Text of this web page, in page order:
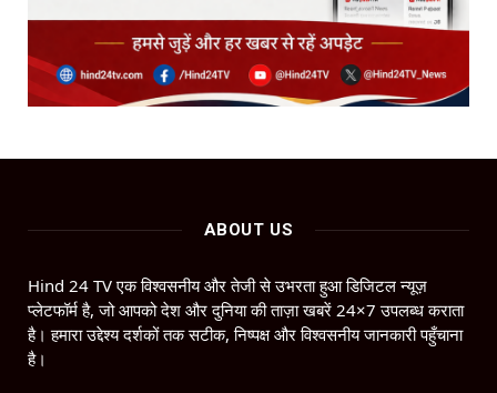
ABOUT US
Hind 24 TV एक विश्वसनीय और तेजी से उभरता हुआ डिजिटल न्यूज़
प्लेटफॉर्म है, जो आपको देश और दुनिया की ताज़ा खबरें 24×7 उपलब्ध कराता
है। हमारा उद्देश्य दर्शकों तक सटीक, निष्पक्ष और विश्वसनीय जानकारी पहुँचाना
है।